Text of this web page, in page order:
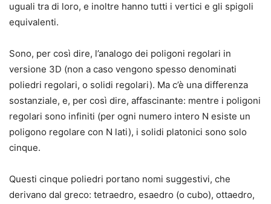
uguali tra di loro, e inoltre hanno tutti i vertici e gli spigoli
equivalenti.
Sono, per così dire, l’analogo dei poligoni regolari in
versione 3D (non a caso vengono spesso denominati
poliedri regolari, o solidi regolari). Ma c’è una differenza
sostanziale, e, per così dire, affascinante: mentre i poligoni
regolari sono infiniti (per ogni numero intero N esiste un
poligono regolare con N lati), i solidi platonici sono solo
cinque.
Questi cinque poliedri portano nomi suggestivi, che
derivano dal greco: tetraedro, esaedro (o cubo), ottaedro,